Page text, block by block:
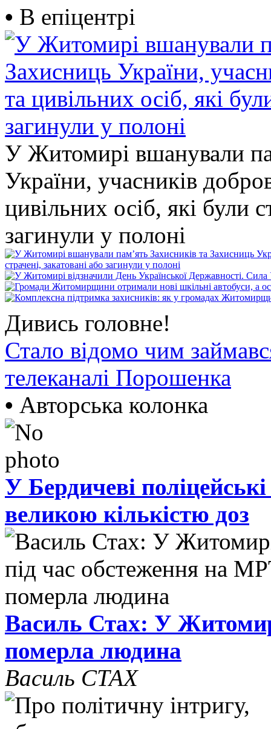
• В епіцентрі
У Житомирі вшанували
України, учасників
цивільних осіб, які були
загинули у полоні
Дивись головне!
Стало відомо чим
телеканалі Порошенка
• Авторська колонка
У Бердичеві
великою кількістю доз
Василь Стах: У
померла людина
Василь СТАХ